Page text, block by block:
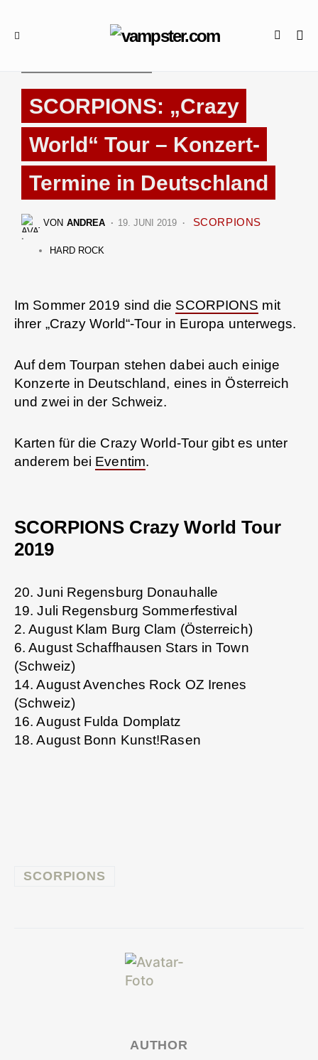
SCORPIONS: „Crazy
World“ Tour – Konzert-
Termine in Deutschland
VON ANDREA 19. JUNI 2019 SCORPIONS
HARD ROCK
Im Sommer 2019 sind die SCORPIONS mit
ihrer „Crazy World“-Tour in Europa unterwegs.
Auf dem Tourpan stehen dabei auch einige
Konzerte in Deutschland, eines in Österreich
und zwei in der Schweiz.
Karten für die Crazy World-Tour gibt es unter
anderem bei Eventim.
SCORPIONS Crazy World Tour
2019
20. Juni Regensburg Donauhalle
19. Juli Regensburg Sommerfestival
2. August Klam Burg Clam (Österreich)
6. August Schaffhausen Stars in Town
(Schweiz)
14. August Avenches Rock OZ Irenes
(Schweiz)
16. August Fulda Domplatz
18. August Bonn Kunst!Rasen
SCORPIONS
AUTHOR